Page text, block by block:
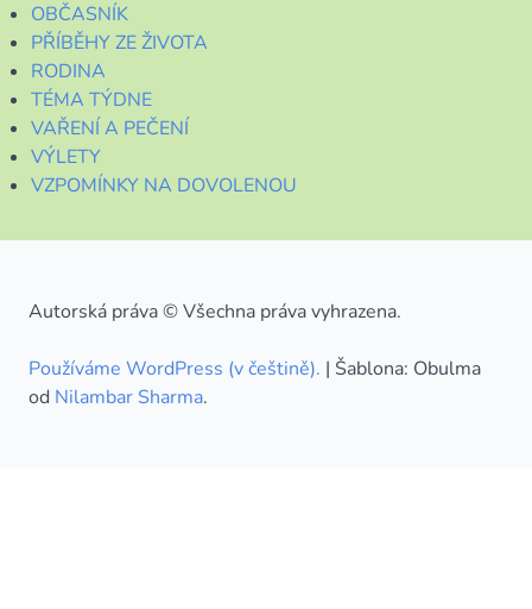
OBČASNÍK
PŘÍBĚHY ZE ŽIVOTA
RODINA
TÉMA TÝDNE
VAŘENÍ A PEČENÍ
VÝLETY
VZPOMÍNKY NA DOVOLENOU
Autorská práva © Všechna práva vyhrazena.
Používáme WordPress (v češtině). | Šablona: Obulma
od Nilambar Sharma.